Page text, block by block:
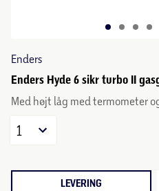
Enders
Enders Hyde 6 sikr turbo II
Med højt låg med termometer
1
LEVERING